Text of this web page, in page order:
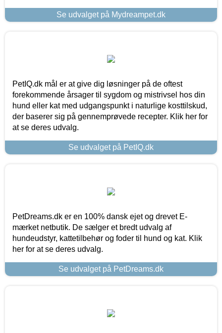
Se udvalget på Mydreampet.dk
PetIQ.dk mål er at give dig løsninger på de oftest
forekommende årsager til sygdom og mistrivsel hos din
hund eller kat med udgangspunkt i naturlige kosttilskud,
der baserer sig på gennemprøvede recepter. Klik her for
at se deres udvalg.
Se udvalget på PetIQ.dk
PetDreams.dk er en 100% dansk ejet og drevet E-
mærket netbutik. De sælger et bredt udvalg af
hundeudstyr, kattetilbehør og foder til hund og kat. Klik
her for at se deres udvalg.
Se udvalget på PetDreams.dk